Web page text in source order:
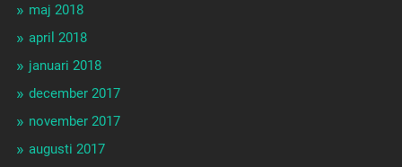
maj 2018
april 2018
januari 2018
december 2017
november 2017
augusti 2017